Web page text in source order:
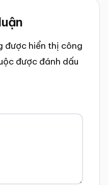
được hiển thị công
được đánh dấu